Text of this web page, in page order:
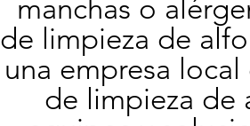
manchas o
de limpieza de
una empresa
de limpieza de